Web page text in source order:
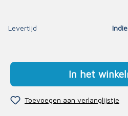
Levertijd
In het
Toevoegen aan verlanglijstje